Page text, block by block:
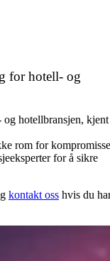
for hotell- og
og hotellbransjen, kjent
rom for
for å sikre
kontakt oss hvis du